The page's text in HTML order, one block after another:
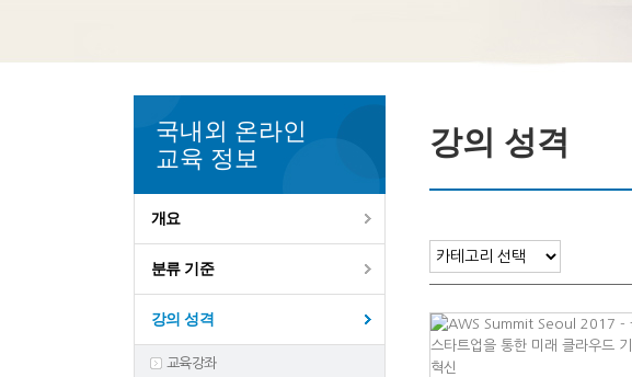
국내외 온라인
교육 정보
개요
분류 기준
강의 성격
교육강좌
강의 성격